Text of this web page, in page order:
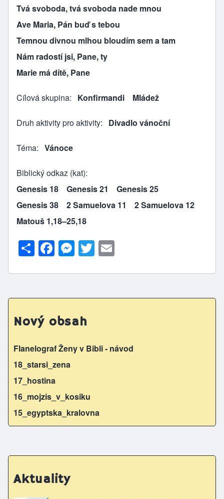
Tvá svoboda, tvá svoboda nade mnou
Ave Maria, Pán buď s tebou
Temnou divnou mlhou bloudím sem a tam
Nám radostí jsi, Pane, ty
Marie má dítě, Pane
Cílová skupina Konfirmandi Mládež
Druh aktivity pro aktivity Divadlo vánoční
Téma Vánoce
Biblický odkaz (kat)
Genesis 18
Genesis 21
Genesis 25
Genesis 38
2 Samuelova 11
2 Samuelova 12
Matouš 1,18–25,18
S
h
ar
e
F
a
c
e
b
o
o
k
M
e
s
s
e
n
g
er
T
w
itt
er
ai
l
Nový obsah
Flanelograf Ženy v Bibli - návod
18_starsi_zena
17_hostina
16_mojzis_v_kosiku
15_egyptska_kralovna
Aktuality